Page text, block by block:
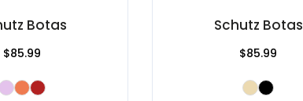
Botas
$85.99
Schutz Botas
$85.99